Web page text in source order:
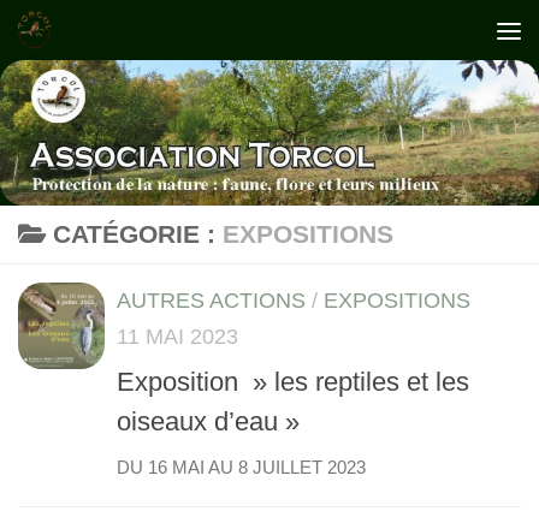
Skip to content
CATÉGORIE : EXPOSITIONS
AUTRES ACTIONS / EXPOSITIONS
11 MAI 2023
Exposition » les reptiles et les
oiseaux d’eau »
DU 16 MAI AU 8 JUILLET 2023